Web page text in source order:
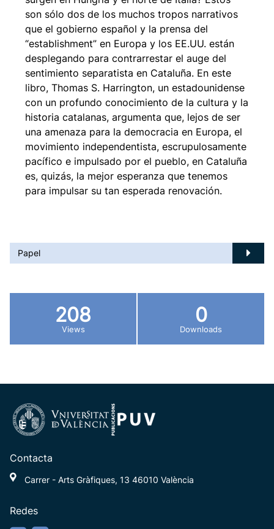
son sólo dos de los muchos tropos narrativos
que el gobierno español y la prensa del
“establishment” en Europa y los EE.UU. están
desplegando para contrarrestar el auge del
sentimiento separatista en Cataluña. En este
libro, Thomas S. Harrington, un estadounidense
con un profundo conocimiento de la cultura y la
historia catalanas, argumenta que, lejos de ser
una amenaza para la democracia en Europa, el
movimiento independentista, escrupulosamente
pacífico e impulsado por el pueblo, en Cataluña
es, quizás, la mejor esperanza que tenemos
para impulsar su tan esperada renovación.
Papel
208
Views
0
Downloads
Contacta
Carrer - Arts Gràfiques, 13 46010 València
Redes